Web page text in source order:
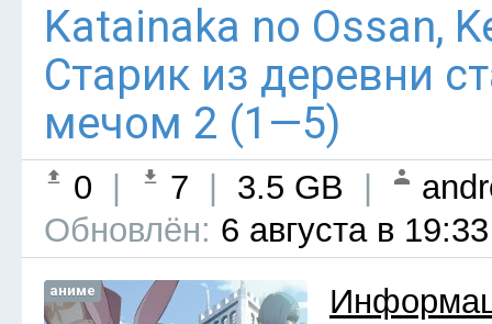
Katainaka no Ossan,
Старик из деревни
мечом 2 (1—5)
0 7 3.5 GB
Обновлён: 6 августа в 19:33
аниме